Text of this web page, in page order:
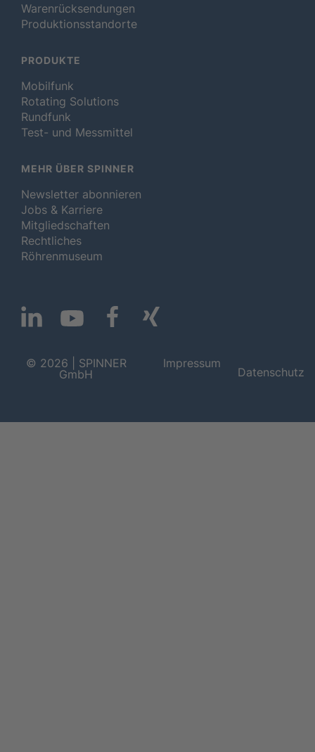
Warenrücksendungen
Produktionsstandorte
PRODUKTE
Mobilfunk
Rotating Solutions
Rundfunk
Test- und Messmittel
MEHR ÜBER SPINNER
Newsletter abonnieren
Jobs & Karriere
Mitgliedschaften
Rechtliches
Röhrenmuseum
© 2026 | SPINNER
GmbH
Impressum
Datenschutz